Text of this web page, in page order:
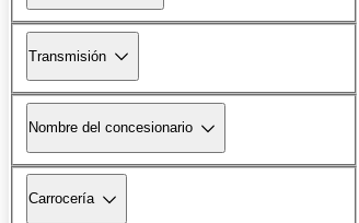
Transmisión
Nombre del concesionario
Carrocería